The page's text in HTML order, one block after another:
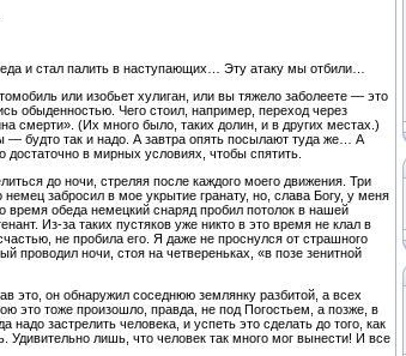
и стал палить в наступающих… Эту атаку мы отбили…
или изобьет хулиган, или вы тяжело заболеете — это
обыденностью. Чего стоил, например, переход через
смерти». (Их много было, таких долин, и в других местах.)
будто так и надо. А завтра опять посылают туда же… А
достаточно в мирных условиях, чтобы спятить.
до ночи, стреляя после каждого моего движения. Три
забросил в мое укрытие гранату, но, слава Богу, у меня
время обеда немецкий снаряд пробил потолок в нашей
Из-за таких пустяков уже никто в это время не клал в
не пробила его. Я даже не проснулся от страшного
проводил ночи, стоя на четвереньках, «в позе зенитной
это, он обнаружил соседнюю землянку разбитой, а всех
это тоже произошло, правда, не под Погостьем, а позже, в
застрелить человека, и успеть это сделать до того, как
лишь, что человек так много мог вынести! И все